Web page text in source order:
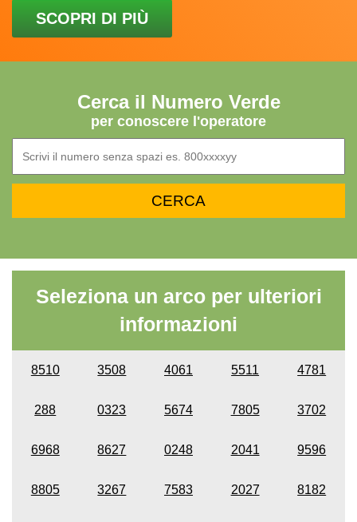
SCOPRI DI PIÙ
Cerca il Numero Verde
per conoscere l'operatore
Seleziona un arco per ulteriori
informazioni
8510 3508 4061 5511 4781
288 0323 5674 7805 3702
6968 8627 0248 2041 9596
8805 3267 7583 2027 8182